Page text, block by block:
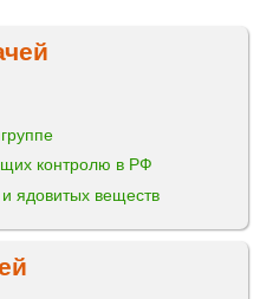
контролю в РФ
ядовитых веществ